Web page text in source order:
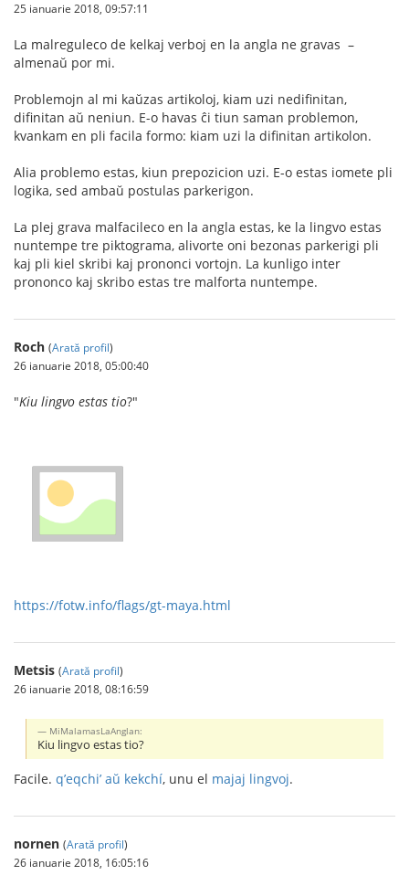
25 ianuarie 2018, 09:57:11
La malreguleco de kelkaj verboj en la angla ne gravas –
almenaŭ por mi.
Problemojn al mi kaŭzas artikoloj, kiam uzi nedifinitan,
difinitan aŭ neniun. E-o havas ĉi tiun saman problemon,
kvankam en pli facila formo: kiam uzi la difinitan artikolon.
Alia problemo estas, kiun prepozicion uzi. E-o estas iomete pli
logika, sed ambaŭ postulas parkerigon.
La plej grava malfacileco en la angla estas, ke la lingvo estas
nuntempe tre piktograma, alivorte oni bezonas parkerigi pli
kaj pli kiel skribi kaj prononci vortojn. La kunligo inter
prononco kaj skribo estas tre malforta nuntempe.
Roch (Arată profil)
26 ianuarie 2018, 05:00:40
"Kiu lingvo estas tio?"
https://fotw.info/flags/gt-maya.html
Metsis (Arată profil)
26 ianuarie 2018, 08:16:59
MiMalamasLaAnglan:
Kiu lingvo estas tio?
Facile. q’eqchi’ aŭ kekchí, unu el majaj lingvoj.
nornen (Arată profil)
26 ianuarie 2018, 16:05:16